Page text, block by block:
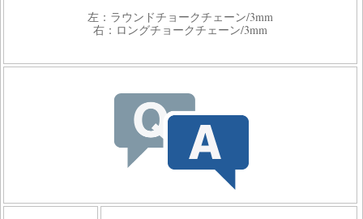
左：ラウンドチョークチェーン/3mm
右：ロングチョークチェーン/3mm